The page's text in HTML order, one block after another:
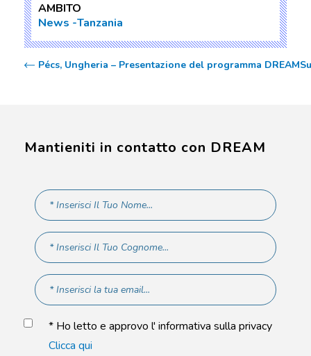
AMBITO
News Tanzania
Pécs, Ungheria – Presentazione del programma DREAM
Mantieniti in contatto con DREAM
* Ho letto e approvo l' informativa sulla privacy
Clicca qui